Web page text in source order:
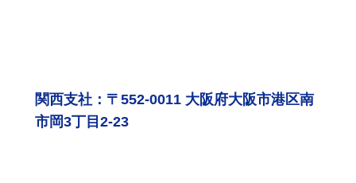
関西支社：〒552-0011 大阪府大阪市港区南
市岡3丁目2-23